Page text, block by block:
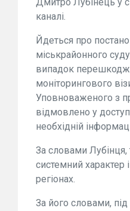
каналі.
Йдеться про
міськрайонного
випадок
моніторингового
Уповноваженого з
відмовлено у
необхідній
За словами
системний характер
регіонах.
За його словами,